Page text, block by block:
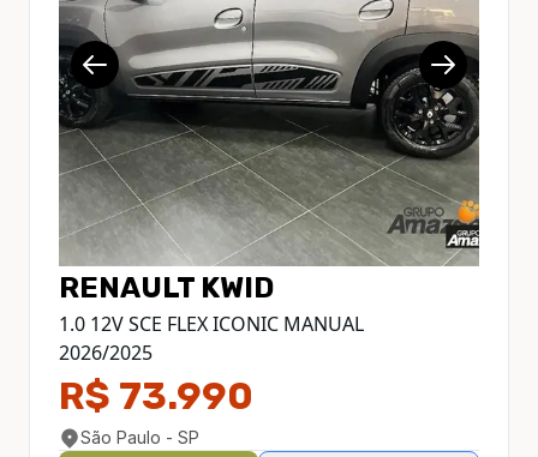
RENAULT KWID
1.0 12V SCE FLEX ICONIC MANUAL
2026/2025
R$ 73.990
São Paulo - SP